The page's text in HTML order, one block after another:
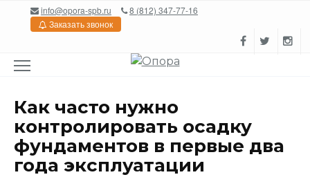
Перейтиinfo@opora-spb.ru
8 (812) 347-77-16
Заказать звонок
Как часто нужно
контролировать осадку
фундаментов в первые два
года эксплуатации